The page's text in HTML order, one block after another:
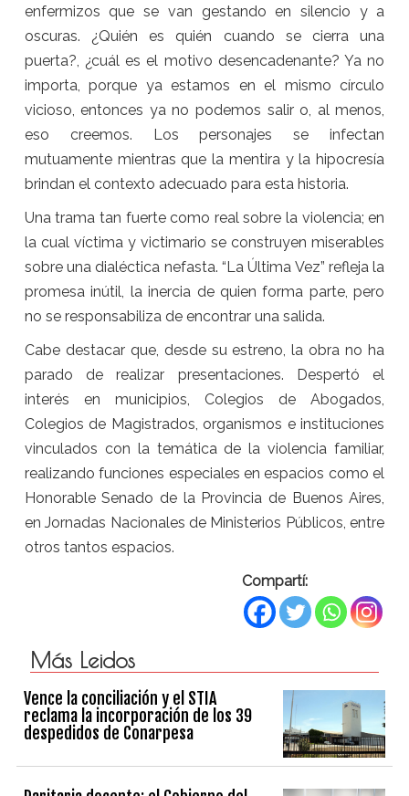
enfermizos que se van gestando en silencio y a
oscuras. ¿Quién es quién cuando se cierra una
puerta?, ¿cuál es el motivo desencadenante? Ya no
importa, porque ya estamos en el mismo círculo
vicioso, entonces ya no podemos salir o, al menos,
eso creemos. Los personajes se infectan
mutuamente mientras que la mentira y la hipocresía
brindan el contexto adecuado para esta historia.
Una trama tan fuerte como real sobre la violencia; en
la cual víctima y victimario se construyen miserables
sobre una dialéctica nefasta. “La Última Vez” refleja la
promesa inútil, la inercia de quien forma parte, pero
no se responsabiliza de encontrar una salida.
Cabe destacar que, desde su estreno, la obra no ha
parado de realizar presentaciones. Despertó el
interés en municipios, Colegios de Abogados,
Colegios de Magistrados, organismos e instituciones
vinculados con la temática de la violencia familiar,
realizando funciones especiales en espacios como el
Honorable Senado de la Provincia de Buenos Aires,
en Jornadas Nacionales de Ministerios Públicos, entre
otros tantos espacios.
Compartí:
Más Leidos
Vence la conciliación y el STIA
reclama la incorporación de los 39
despedidos de Conarpesa